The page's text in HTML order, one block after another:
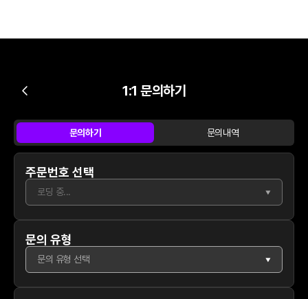
1:1 문의하기
문의하기 문의내역
주문번호 선택
로딩 중... ▼
문의 유형
문의 유형 선택 ▼